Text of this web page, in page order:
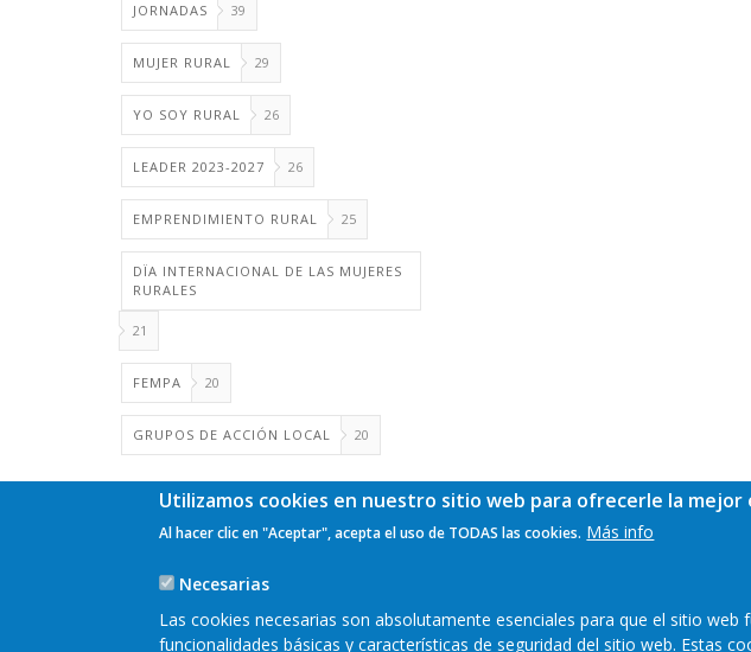
JORNADAS 39
MUJER RURAL 29
YO SOY RURAL 26
LEADER 2023-2027 26
EMPRENDIMIENTO RURAL 25
DÏA INTERNACIONAL DE LAS MUJERES
RURALES
21
FEMPA 20
GRUPOS DE ACCIÓN LOCAL 20
Utilizamos cookies en nuestro sitio web para ofrecerle la
Al hacer clic en "Aceptar", acepta el uso de TODAS las cookies. Más info
Necesarias
Las cookies necesarias son absolutamente esenciales para que el sitio
funcionalidades básicas y características de seguridad del sitio web. Estas